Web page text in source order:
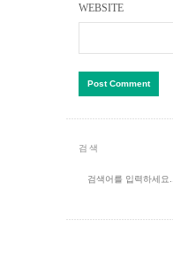
WEBSITE
검색